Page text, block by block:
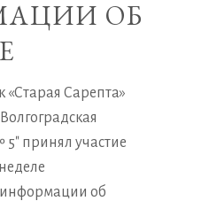
ОБ
Сарепта»
принял участие
об